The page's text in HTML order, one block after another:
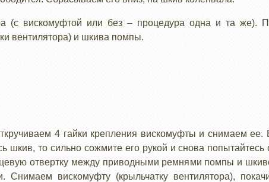
(с вискомуфтой или без – процедура одна и та же).
вентилятора) и шкива помпы.
4 гайки крепления вискомуфты и снимаем ее.
шкив, то сильно сожмите его рукой и снова попытайтесь
отвертку между приводными ремнями помпы и
Снимаем вискомуфту (крыльчатку вентилятора),